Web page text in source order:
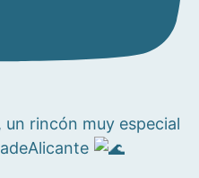
un rincón muy especial